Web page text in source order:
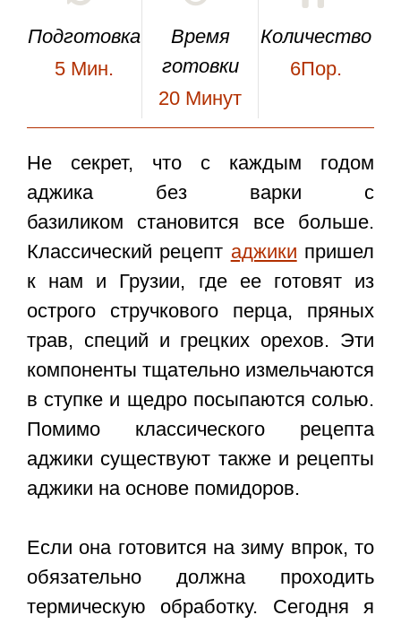
Подготовка
5 Мин.
Время
готовки
20 Минут
Количество
6Пор.
Не секрет, что с каждым годом
аджика без варки с
базиликом становится все больше.
Классический рецепт аджики пришел
к нам и Грузии, где ее готовят из
острого стручкового перца, пряных
трав, специй и грецких орехов. Эти
компоненты тщательно измельчаются
в ступке и щедро посыпаются солью.
Помимо классического рецепта
аджики существуют также и рецепты
аджики на основе помидоров.
Если она готовится на зиму впрок, то
обязательно должна проходить
термическую обработку. Сегодня я